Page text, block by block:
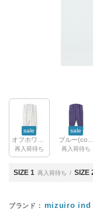
sale
再入荷待ち
sale
再入荷待ち
SIZE 1 再入荷待ち SIZE
mizuiro ind